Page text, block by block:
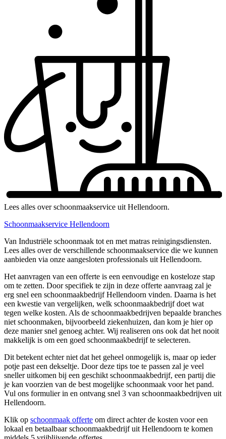
Lees alles over schoonmaakservice uit Hellendoorn.
Schoonmaakservice Hellendoorn
Van Industriële schoonmaak tot en met matras reinigingsdiensten.
Lees alles over de verschillende schoonmaakservice die we kunnen
aanbieden via onze aangesloten professionals uit Hellendoorn.
Het aanvragen van een offerte is een eenvoudige en kosteloze stap
om te zetten. Door specifiek te zijn in deze offerte aanvraag zal je
erg snel een schoonmaakbedrijf Hellendoorn vinden. Daarna is het
een kwestie van vergelijken, welk schoonmaakbedrijf doet wat
tegen welke kosten. Als de schoonmaakbedrijven bepaalde branches
niet schoonmaken, bijvoorbeeld ziekenhuizen, dan kom je hier op
deze manier snel genoeg achter. Wij realiseren ons ook dat het nooit
makkelijk is om een goed schoonmaakbedrijf te selecteren.
Dit betekent echter niet dat het geheel onmogelijk is, maar op ieder
potje past een dekseltje. Door deze tips toe te passen zal je veel
sneller uitkomen bij een geschikt schoonmaakbedrijf, een partij die
je kan voorzien van de best mogelijke schoonmaak voor het pand.
Vul ons formulier in en ontvang snel 3 van schoonmaakbedrijven uit
Hellendoorn.
Klik op schoonmaak offerte om direct achter de kosten voor een
lokaal en betaalbaar schoonmaakbedrijf uit Hellendoorn te komen